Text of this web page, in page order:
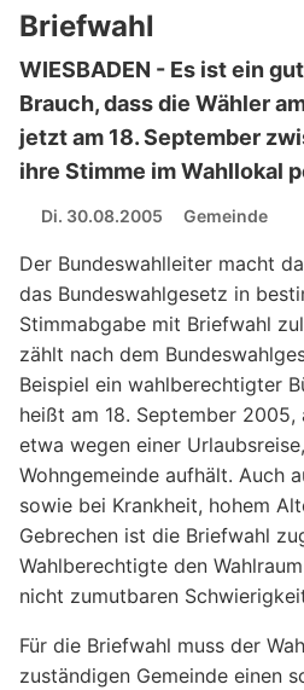
Briefwahl
WIESBADEN - Es ist ein
Brauch, dass die Wähler
jetzt am 18. September
ihre Stimme im Wahllokal
Di. 30.08.2005 Gemeinde
Der Bundeswahlleiter macht
das Bundeswahlgesetz in
Stimmabgabe mit Briefwahl
zählt nach dem
Beispiel ein wahlberechtigter
heißt am 18. September 2005,
etwa wegen einer
Wohngemeinde aufhält. Auch
sowie bei Krankheit, hohem
Gebrechen ist die Briefwahl
Wahlberechtigte den
nicht zumutbaren
Für die Briefwahl muss der
zuständigen Gemeinde einen